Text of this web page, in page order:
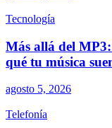
Tecnología
Más allá del
qué tu música
agosto 5, 2026
Telefonía